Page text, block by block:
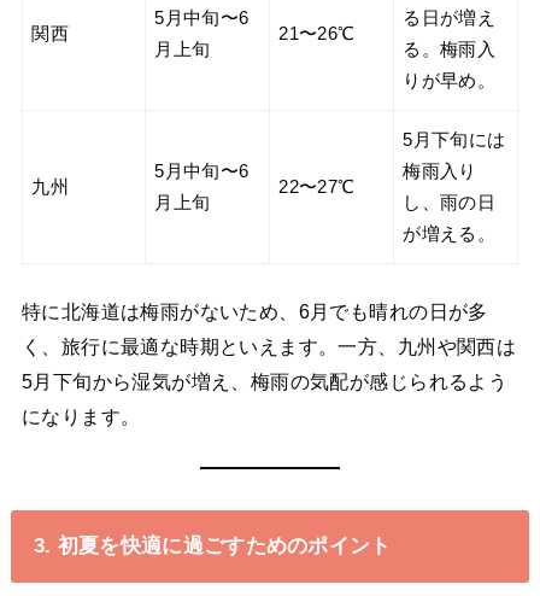
関西
5月中旬〜6
月上旬
21〜26℃
る日が増え
る。梅雨入
りが早め。
九州
5月中旬〜6
月上旬
22〜27℃
5月下旬には
梅雨入り
し、雨の日
が増える。
特に北海道は梅雨がないため、6月でも晴れの日が多
く、旅行に最適な時期といえます。一方、九州や関西は
5月下旬から湿気が増え、梅雨の気配が感じられるよう
になります。
3. 初夏を快適に過ごすためのポイント